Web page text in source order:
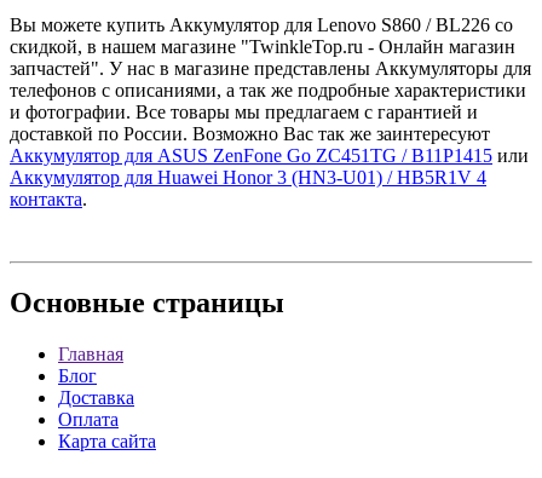
Вы можете купить Аккумулятор для Lenovo S860 / BL226 со
скидкой, в нашем магазине "TwinkleTop.ru - Онлайн магазин
запчастей". У нас в магазине представлены Аккумуляторы для
телефонов с описаниями, а так же подробные характеристики
и фотографии. Все товары мы предлагаем с гарантией и
доставкой по России. Возможно Вас так же заинтересуют
Аккумулятор для ASUS ZenFone Go ZC451TG / B11P1415 или
Аккумулятор для Huawei Honor 3 (HN3-U01) / HB5R1V 4
контакта.
Основные страницы
Главная
Блог
Доставка
Оплата
Карта сайта